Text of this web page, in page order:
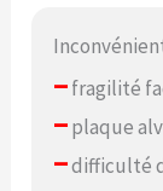
–fragilité
–plaque
–difficulté